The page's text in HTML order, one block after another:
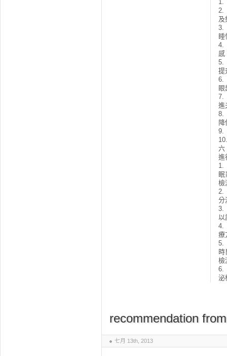
及
睡
感
提
眼
進
六
進
檢
分
以
療
檢
泌
recommendation
七月 13th, 2013